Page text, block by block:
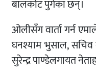
बालकोट पुगेका छन्।
ओलीसँग वार्ता गर्न
घनश्याम भुसाल, सचिव
सुरेन्द्र पाण्डेलगायत